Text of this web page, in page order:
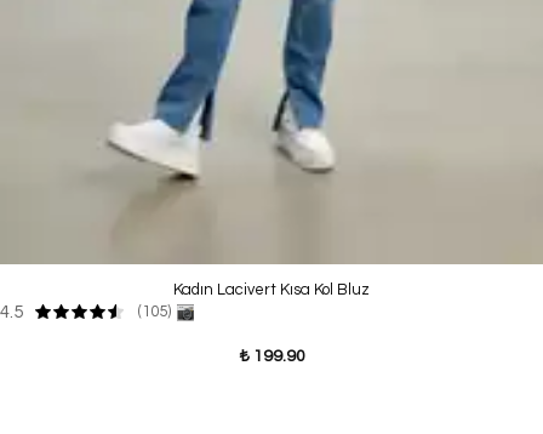
Kadın Lacivert Kısa Kol Bluz
4.5 (105)
₺ 199.90